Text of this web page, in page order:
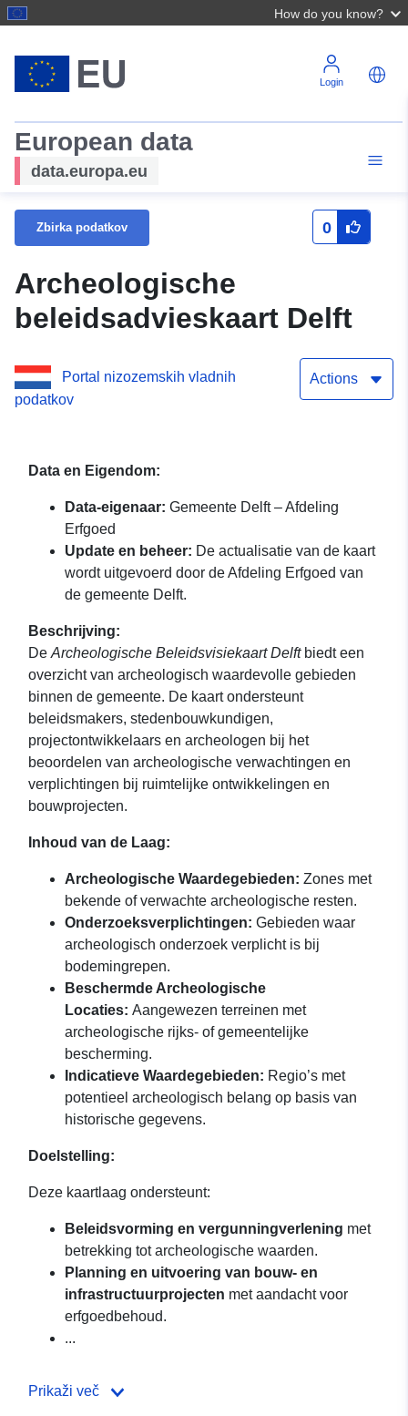
How do you know?
Login
European data
data.europa.eu
Zbirka podatkov 0
Archeologische
beleidsadvieskaart Delft
Portal nizozemskih vladnih
podatkov
Actions
Data en Eigendom:
Data-eigenaar: Gemeente Delft – Afdeling
Erfgoed
Update en beheer: De actualisatie van de kaart
wordt uitgevoerd door de Afdeling Erfgoed van
de gemeente Delft.
Beschrijving:
De Archeologische Beleidsvisiekaart Delftbiedt een
overzicht van archeologisch waardevolle gebieden
binnen de gemeente. De kaart ondersteunt
beleidsmakers, stedenbouwkundigen,
projectontwikkelaars en archeologen bij het
beoordelen van archeologische verwachtingen en
verplichtingen bij ruimtelijke ontwikkelingen en
bouwprojecten.
Inhoud van de Laag:
Archeologische Waardegebieden: Zones met
bekende of verwachte archeologische resten.
Onderzoeksverplichtingen: Gebieden waar
archeologisch onderzoek verplicht is bij
bodemingrepen.
Beschermde Archeologische
Locaties: Aangewezen terreinen met
archeologische rijks- of gemeentelijke
bescherming.
Indicatieve Waardegebieden: Regio’s met
potentieel archeologisch belang op basis van
historische gegevens.
Doelstelling:
Deze kaartlaag ondersteunt:
Beleidsvorming en vergunningverlening met
betrekking tot archeologische waarden.
Planning en uitvoering van bouw- en
infrastructuurprojecten met aandacht voor
erfgoedbehoud.
...
Prikaži več